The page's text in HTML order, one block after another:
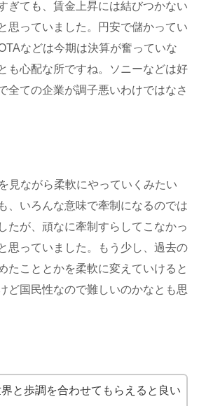
ぎても、賃金上昇には結びつかない
思っていました。円安で儲かってい
などは今期は決算が奮っていな
も心配な所ですね。ソニーなどは好
全ての企業が調子悪いわけではなさ
見ながら柔軟にやっていくみたい
、いろんな意味で牽制になるのでは
たが、頑なに牽制すらしてこなかっ
思っていました。もう少し、過去の
たこととかを柔軟に変えていけると
ど国民性なので難しいのかなとも思
と歩調を合わせてもらえると良い